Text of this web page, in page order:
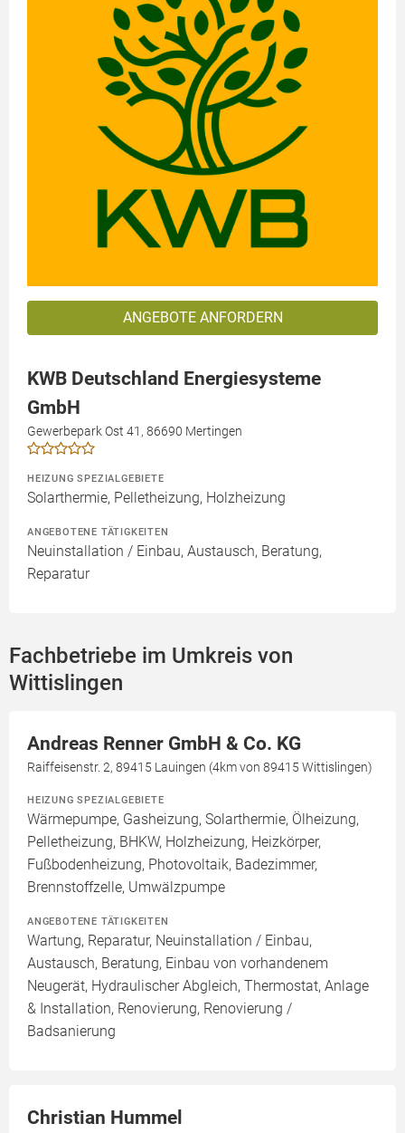
ANGEBOTE ANFORDERN
KWB Deutschland Energiesysteme
GmbH
Gewerbepark Ost 41, 86690 Mertingen
HEIZUNG SPEZIALGEBIETE
Solarthermie, Pelletheizung, Holzheizung
ANGEBOTENE TÄTIGKEITEN
Neuinstallation / Einbau, Austausch, Beratung,
Reparatur
Fachbetriebe im Umkreis von
Wittislingen
Andreas Renner GmbH & Co. KG
Raiffeisenstr. 2, 89415 Lauingen (4km von 89415 Wittislingen)
HEIZUNG SPEZIALGEBIETE
Wärmepumpe, Gasheizung, Solarthermie, Ölheizung,
Pelletheizung, BHKW, Holzheizung, Heizkörper,
Fußbodenheizung, Photovoltaik, Badezimmer,
Brennstoffzelle, Umwälzpumpe
ANGEBOTENE TÄTIGKEITEN
Wartung, Reparatur, Neuinstallation / Einbau,
Austausch, Beratung, Einbau von vorhandenem
Neugerät, Hydraulischer Abgleich, Thermostat, Anlage
& Installation, Renovierung, Renovierung /
Badsanierung
Christian Hummel